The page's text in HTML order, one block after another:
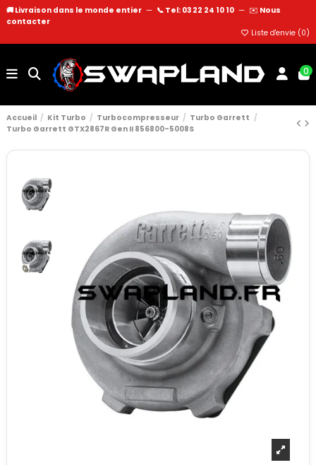
🚚 Livraison dans le monde entier — 📞 Tel: 03 22 24 10 10 — ✉️ Nous
contacter
Liste d'envie (0)
0
Accueil Kit Turbo Turbocompresseur
Turbo Garrett
Turbo Garrett GTX2867R Gen II 856800-5008S